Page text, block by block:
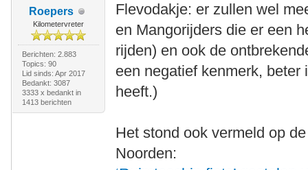
Roepers
Kilometervreter
Berichten: 2.883
Topics: 90
Lid sinds: Apr 2017
Bedankt: 3087
3333 x bedankt in
1413 berichten
Flevodakje: er zullen wel
en Mangorijders die er een
rijden) en ook de
een negatief kenmerk,
heeft.)
Het stond ook vermeld op
Noorden: